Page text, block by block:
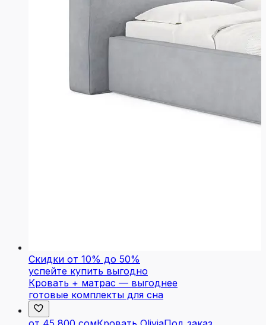
Скидки от 10% до 50%
успейте купить выгодно
Кровать + матрас — выгоднее
готовые комплекты для сна